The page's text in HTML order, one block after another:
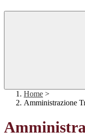
Home >
Amministrazione